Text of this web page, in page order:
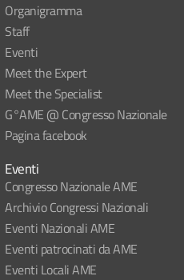
Organigramma
Staff
Eventi
Meet the Expert
Meet the Specialist
G°AME @ Congresso Nazionale
Pagina facebook
Eventi
Congresso Nazionale AME
Archivio Congressi Nazionali
Eventi Nazionali AME
Eventi patrocinati da AME
Eventi Locali AME